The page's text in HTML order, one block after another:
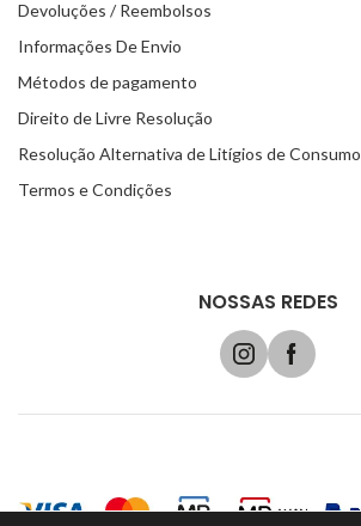
Devoluções / Reembolsos
Informações De Envio
Métodos de pagamento
Direito de Livre Resolução
Resolução Alternativa de Litígios de Consumo
Termos e Condições
NOSSAS REDES